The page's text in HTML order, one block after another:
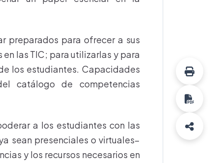
preparados para ofrecer a sus
las TIC; para utilizarlas y para
los estudiantes. Capacidades
catálogo de competencias
a los estudiantes con las
sean presenciales o virtuales–
y los recursos necesarios en